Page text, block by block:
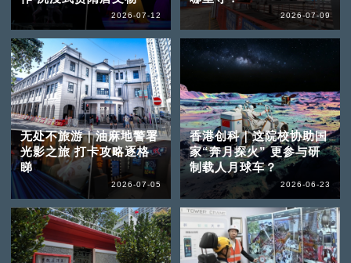
2026-07-12 2026-07-09
无处不旅游｜油麻地警署
光影之旅 打卡攻略逐格
睇
2026-07-05
香港创科｜这院校协助国
家“奔月探火” 更参与研
制载人月球车？
2026-06-23